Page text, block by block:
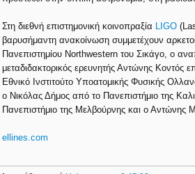
Στη διεθνή επιστημονική κοινοπραξία LIGO
βαρυσήμαντη ανακοίνωση συμμετέχουν
Πανεπιστημίου Northwestern του Σικάγο, ο
μεταδιδακτορικός ερευνητής Αντώνης Κοντός
Εθνικό Ινστιτούτο Υποατομικής Φυσικής
ο Νικόλας Δήμος από το Πανεπιστήμιο της
Πανεπιστήμιο της Μελβούρνης και ο Αντώνης
ellines.com